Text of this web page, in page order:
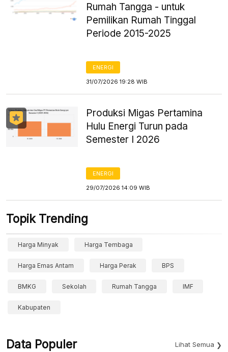
Rumah Tangga - untuk
Pemilikan Rumah Tinggal
Periode 2015-2025
ENERGI
31/07/2026 19:28 WIB
Produksi Migas Pertamina
Hulu Energi Turun pada
Semester I 2026
ENERGI
29/07/2026 14:09 WIB
Topik Trending
Harga Minyak Harga Tembaga
Harga Emas Antam Harga Perak BPS
BMKG Sekolah Rumah Tangga IMF
Kabupaten
Data Populer Lihat Semua